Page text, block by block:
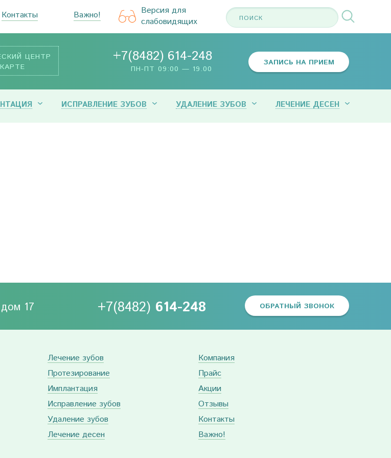
Контакты Важно!
Версия для
слабовидящих
ЦЕНТР
+7(8482) 614-248
ПН-ПТ 09:00 — 19.00
ЗАПИСЬ НА ПРИЕМ
ИСПРАВЛЕНИЕ ЗУБОВ УДАЛЕНИЕ ЗУБОВ ЛЕЧЕНИЕ ДЕСЕН
17 +7(8482) 614-248 ОБРАТНЫЙ ЗВОНОК
Лечение зубов
Протезирование
Имплантация
Исправление зубов
Удаление зубов
Лечение десен
Компания
Прайс
Акции
Отзывы
Контакты
Важно!